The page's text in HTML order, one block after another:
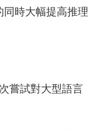
時大幅提高推理
嘗試對大型語言